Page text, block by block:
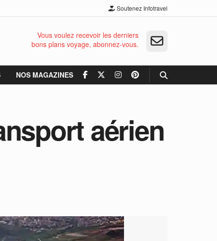
Soutenez Infotravel
Vous voulez recevoir les derniers
bons plans voyage, abonnez-vous.
NOS MAGAZINES
aérien